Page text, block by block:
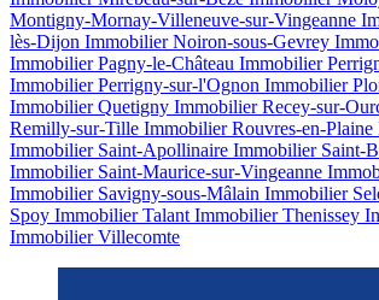
Montigny-Mornay-Villeneuve-sur-Vingeanne
lès-Dijon Immobilier Noiron-sous-Gevrey
Immobilier Pagny-le-Château Immobilier
Immobilier Perrigny-sur-l'Ognon Immobilier
Immobilier Quetigny Immobilier Recey-sur-
Remilly-sur-Tille Immobilier Rouvres-en-Plaine
Immobilier Saint-Apollinaire Immobilier Saint-
Immobilier Saint-Maurice-sur-Vingeanne
Immobilier Savigny-sous-Mâlain Immobilier
Spoy Immobilier Talant Immobilier Thenissey
Immobilier Villecomte